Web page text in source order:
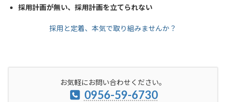
採用計画が無い、採用計画を立てられない
採用と定着、本気で取り組みませんか？
お気軽にお問い合わせください。
0956-59-6730